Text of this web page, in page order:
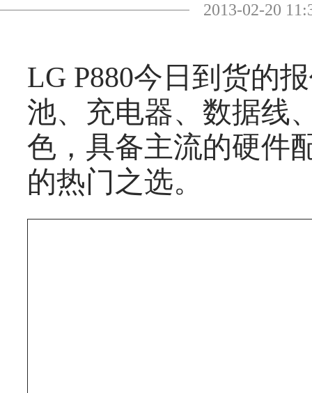
2013-02-20
LG P880今日到货的
池、充电器、数据线
色，具备主流的硬件
的热门之选。